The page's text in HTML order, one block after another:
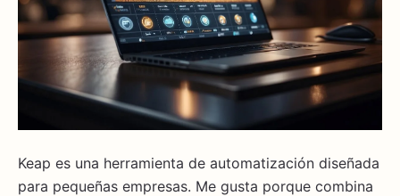
Keap es una herramienta de automatización diseñada
para pequeñas empresas. Me gusta porque combina